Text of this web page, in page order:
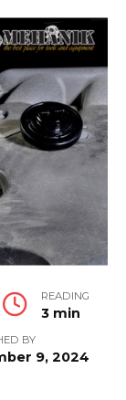
READING
3 min
BY
9, 2024